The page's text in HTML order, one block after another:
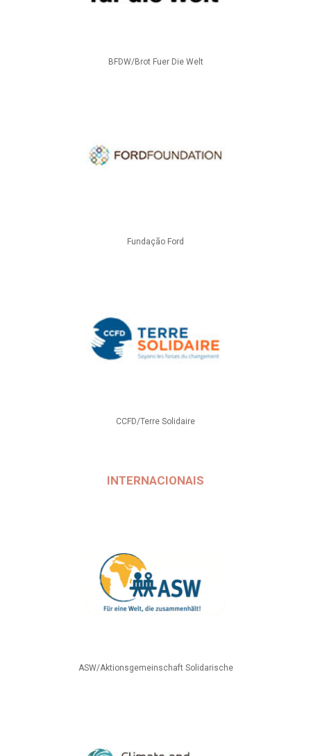
BFDW/Brot Fuer Die Welt
Fundação Ford
CCFD/Terre Solidaire
INTERNACIONAIS
ASW/Aktionsgemeinschaft Solidarische